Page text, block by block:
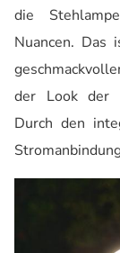
die
Nuancen. Das
der Look der
Durch den